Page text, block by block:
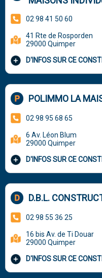
02 98 41 50 60
41 Rte de Rosporden
29000 Quimper
D'INFOS SUR CE
POLIMMO LA
02 98 95 68 65
6 Av. Léon Blum
29000 Quimper
D'INFOS SUR CE
D.B.L.
02 98 55 36 25
16 bis Av. de Ti Douar
29000 Quimper
D'INFOS SUR CE